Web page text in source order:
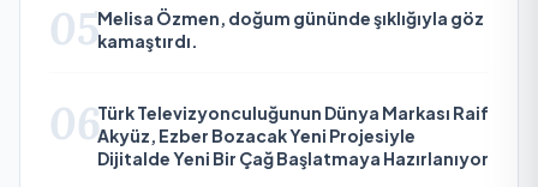
05Melisa Özmen, doğum gününde şıklığıyla göz
kamaştırdı.
06Türk Televizyonculuğunun Dünya Markası Raif
Akyüz, Ezber Bozacak Yeni Projesiyle
Dijitalde Yeni Bir Çağ Başlatmaya Hazırlanıyor